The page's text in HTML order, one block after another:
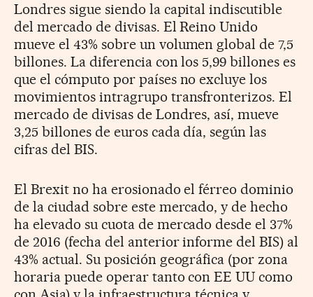
Londres sigue siendo la capital indiscutible
del mercado de divisas. El Reino Unido
mueve el 43% sobre un volumen global de 7,5
billones. La diferencia con los 5,99 billones es
que el cómputo por países no excluye los
movimientos intragrupo transfronterizos. El
mercado de divisas de Londres, así, mueve
3,25 billones de euros cada día, según las
cifras del BIS.
El Brexit no ha erosionado el férreo dominio
de la ciudad sobre este mercado, y de hecho
ha elevado su cuota de mercado desde el 37%
de 2016 (fecha del anterior informe del BIS) al
43% actual. Su posición geográfica (por zona
horaria puede operar tanto con EE UU como